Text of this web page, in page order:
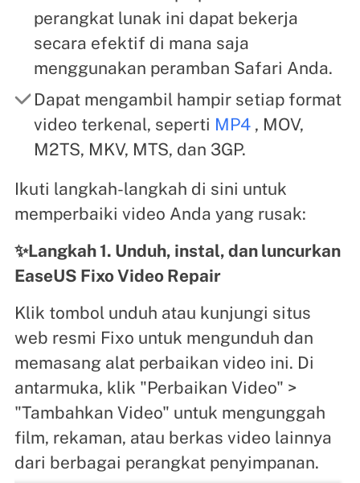
perangkat lunak ini dapat bekerja
secara efektif di mana saja
menggunakan peramban Safari Anda.
Dapat mengambil hampir setiap format
video terkenal, seperti MP4, MOV,
M2TS, MKV, MTS, dan 3GP.
Ikuti langkah-langkah di sini untuk
memperbaiki video Anda yang rusak:
✨Langkah 1. Unduh, instal, dan luncurkan
EaseUS Fixo Video Repair
Klik tombol unduh atau kunjungi situs
web resmi Fixo untuk mengunduh dan
memasang alat perbaikan video ini. Di
antarmuka, klik "Perbaikan Video" >
"Tambahkan Video" untuk mengunggah
film, rekaman, atau berkas video lainnya
dari berbagai perangkat penyimpanan.